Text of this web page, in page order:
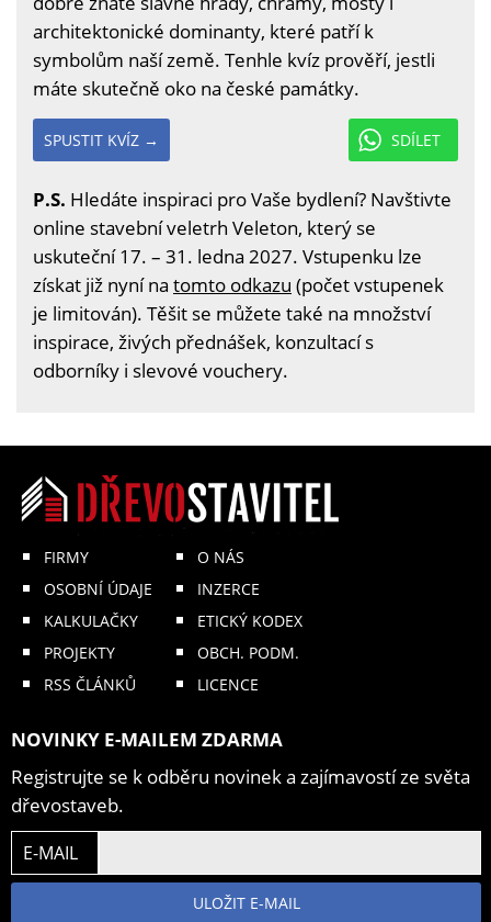
architektonické dominanty, které patří k
symbolům naší země. Tenhle kvíz prověří, jestli
máte skutečně oko na české památky.
SDÍLET
SPUSTIT KVÍZ →
P.S. Hledáte inspiraci pro Vaše bydlení? Navštivte
online stavební veletrh Veleton, který se
uskuteční 17. – 31. ledna 2027. Vstupenku lze
získat již nyní na tomto odkazu (počet vstupenek
je limitován). Těšit se můžete také na množství
inspirace, živých přednášek, konzultací s
odborníky i slevové vouchery.
FIRMY
OSOBNÍ ÚDAJE
KALKULAČKY
PROJEKTY
RSS ČLÁNKŮ
O NÁS
INZERCE
ETICKÝ KODEX
OBCH. PODM.
LICENCE
NOVINKY E-MAILEM ZDARMA
Registrujte se k odběru novinek a zajímavostí ze světa
dřevostaveb.
E-MAIL
ULOŽIT E-MAIL